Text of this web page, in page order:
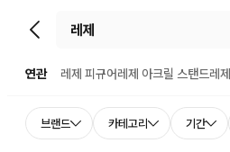
뒤로가기
연관 레제 피규어레제 아크릴 스탠드레
브랜드 카테고리 기간